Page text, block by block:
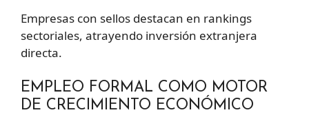
Empresas con sellos destacan en rankings
sectoriales, atrayendo inversión extranjera
directa.
EMPLEO FORMAL COMO MOTOR
DE CRECIMIENTO ECONÓMICO